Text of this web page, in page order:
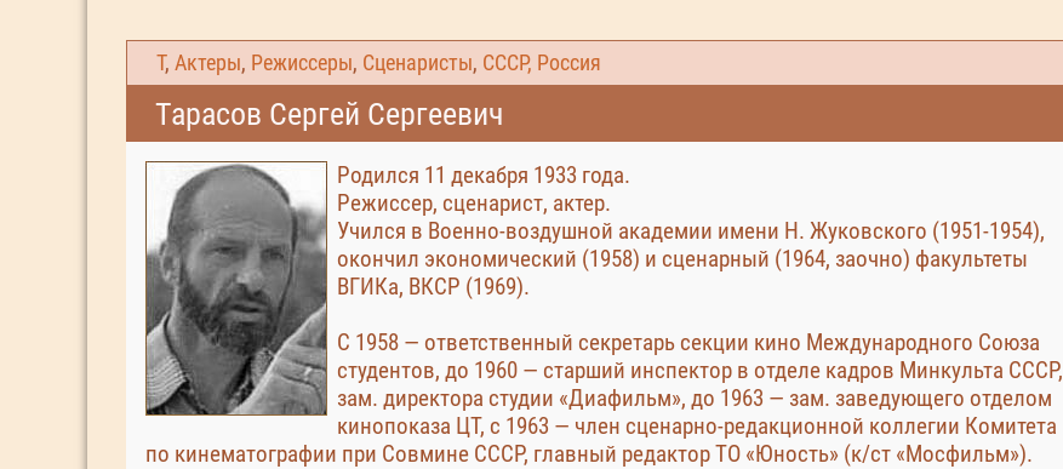
Т, Актеры, Режиссеры, Сценаристы, СССР, Россия
Тарасов Сергей Сергеевич
Родился 11 декабря 1933 года.
Режиссер, сценарист, актер.
Учился в Военно-воздушной академии имени Н. Жуковского (1951-1954),
окончил экономический (1958) и сценарный (1964, заочно) факультеты
ВГИКа, ВКСР (1969).
С 1958 — ответственный секретарь секции кино Международного Союза
студентов, до 1960 — старший инспектор в отделе кадров Минкульта СССР,
зам. директора студии «Диафильм», до 1963 — зам. заведующего отделом
кинопоказа ЦТ, с 1963 — член сценарно-редакционной коллегии Комитета
по кинематографии при Совмине СССР, главный редактор ТО «Юность» (к/ст «Мосфильм»).